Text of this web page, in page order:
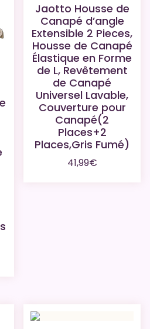
Jaotto Housse de
Canapé d’angle
Extensible 2 Pieces,
Housse de Canapé
Élastique en Forme
de L, Revêtement
de Canapé
Universel Lavable,
Couverture pour
Canapé(2
Places+2
Places,Gris Fumé)
41,99€